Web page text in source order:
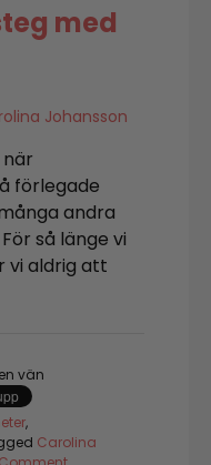
med
Johansson
förlegade
andra
så länge vi
vi aldrig att
vän
,
Carolina